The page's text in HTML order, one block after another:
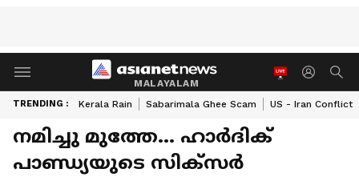
MALAYALAM
TRENDING : Kerala Rain Sabarimala Ghee Scam US - Iran Conflict
നമിച്ചു മുത്തേ... ഹാര്‍ദിക്
പാണ്ഡ്യയുടെ സിക്‌സര്‍